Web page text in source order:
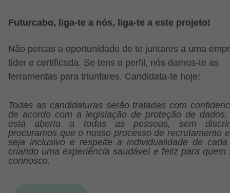
Futurcabo, liga-te a nós, liga-te a este projeto!
Não percas a oportunidade de te juntares a uma
líder e certificada. Se tens o perfil, nós damos-te as
ferramentas para triunfares. Candidata-te hoje!
Todas as candidaturas serão tratadas com
de acordo com a legislação de proteção de dados.
está aberta a todas as pessoas, sem
procuramos que o nosso processo de recrutamento
seja inclusivo e respeite a individualidade de cada
criando uma experiência saudável e feliz para quem
connosco.